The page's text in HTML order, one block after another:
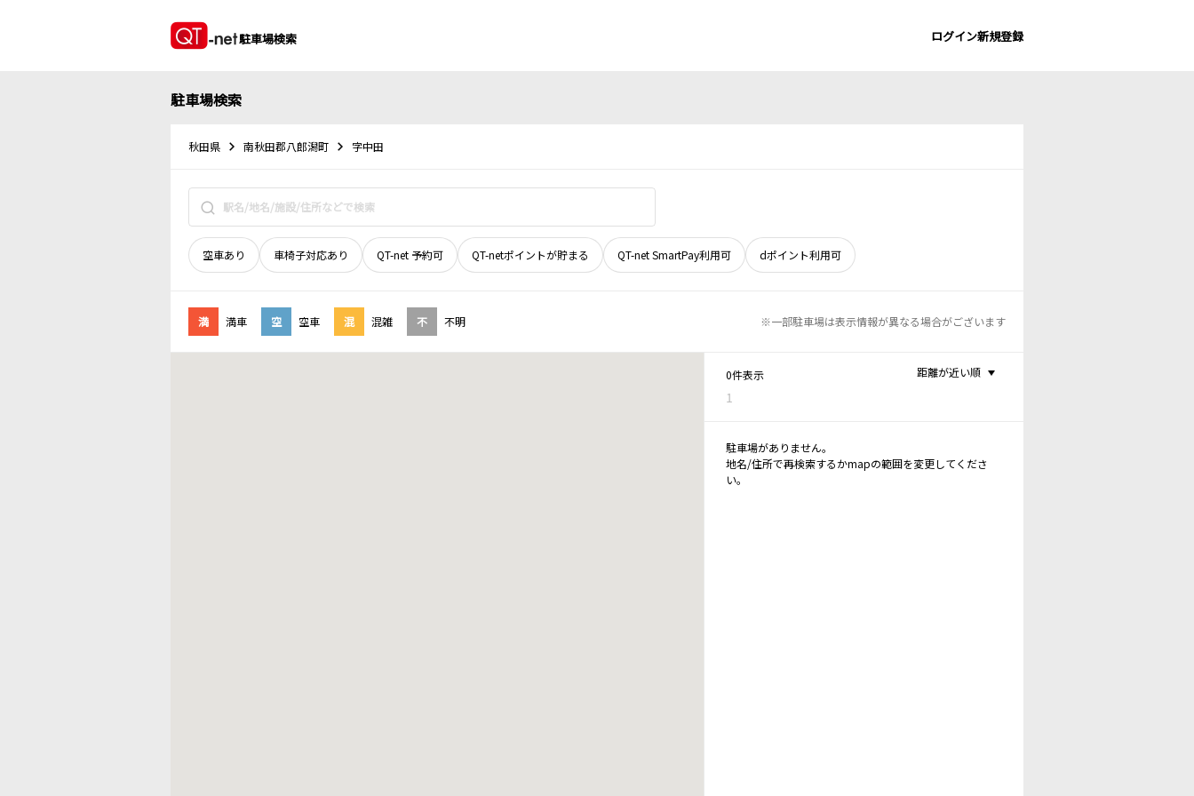
駐車場検索 ログイン新規登録
駐車場検索
秋田県 南秋田郡八郎潟町 字中田
空車あり 車椅子対応あり QT-net 予約可 QT-netポイントが貯まる QT-net SmartPay利用可 dポイント利用可
満 満車 空 空車 混 混雑 不 不明 ※一部駐車場は表示情報が異なる場合がございます
0件表示
1
距離が近い順
駐車場がありません。
地名/住所で再検索するかmapの範囲を変更してくださ
い。